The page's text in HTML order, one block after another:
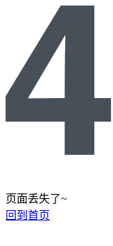
页面丢失了~
回到首页